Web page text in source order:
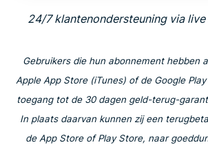
24/7 klantenondersteuning via
Gebruikers die hun abonnement hebben
Apple App Store (iTunes) of de Google
toegang tot de 30 dagen geld-terug-
In plaats daarvan kunnen zij een
de App Store of Play Store, naar